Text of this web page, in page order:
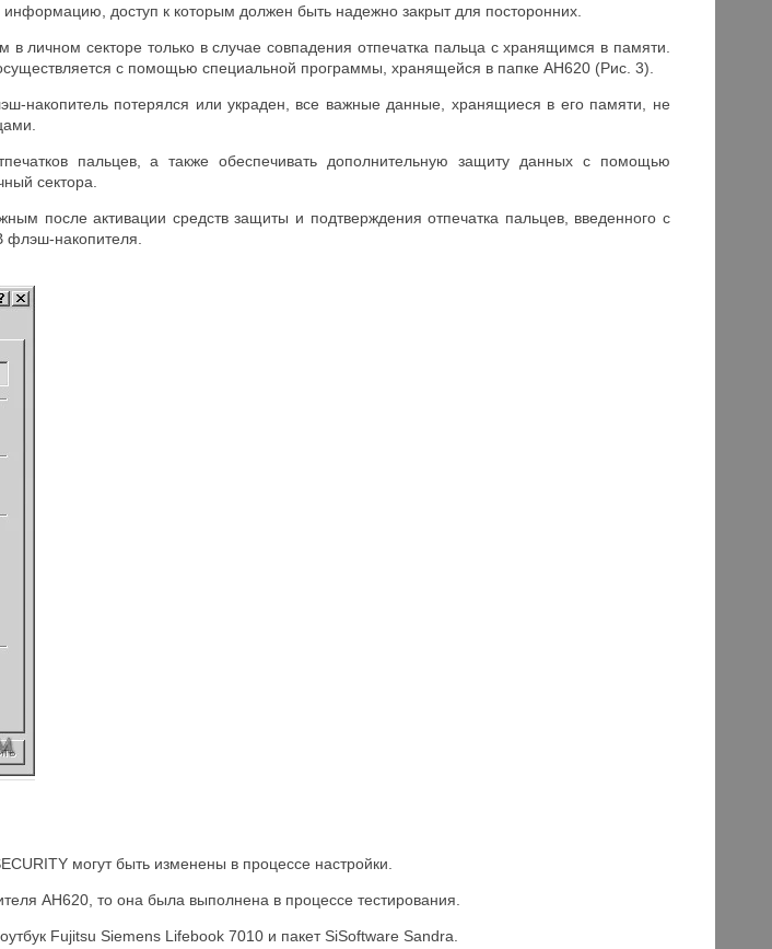
доступ к которым должен быть надежно закрыт для посторонних.
в личном секторе только в случае совпадения отпечатка пальца с хранящимся в памяти.
с помощью специальной программы, хранящейся в папке AH620 (Рис. 3).
накопитель потерялся или украден, все важные данные, хранящиеся в его памяти, не
пальцев, а также обеспечивать дополнительную защиту данных с помощью
сектора.
после активации средств защиты и подтверждения отпечатка пальцев, введенного с
флэш-накопителя.
могут быть изменены в процессе настройки.
AH620, то она была выполнена в процессе тестирования.
Fujitsu Siemens Lifebook 7010 и пакет SiSoftware Sandra.